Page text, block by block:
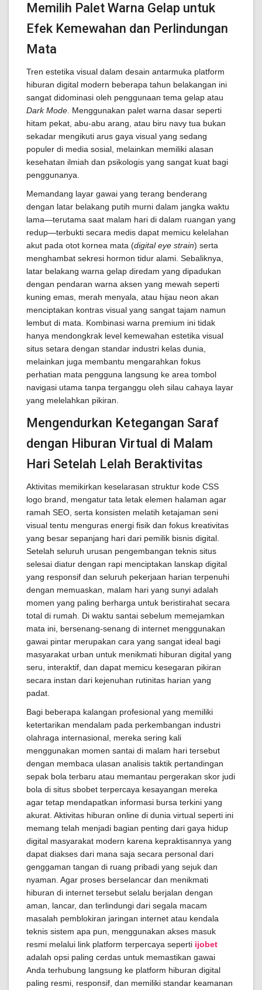
Memilih Palet Warna Gelap untuk
Efek Kemewahan dan Perlindungan
Mata
Tren estetika visual dalam desain antarmuka platform
hiburan digital modern beberapa tahun belakangan ini
sangat didominasi oleh penggunaan tema gelap atau
Dark Mode . Menggunakan palet warna dasar seperti
hitam pekat, abu-abu arang, atau biru navy tua bukan
sekadar mengikuti arus gaya visual yang sedang
populer di media sosial, melainkan memiliki alasan
kesehatan ilmiah dan psikologis yang sangat kuat bagi
penggunanya.
Memandang layar gawai yang terang benderang
dengan latar belakang putih murni dalam jangka waktu
lama—terutama saat malam hari di dalam ruangan yang
redup—terbukti secara medis dapat memicu kelelahan
akut pada otot kornea mata (digital eye strain) serta
menghambat sekresi hormon tidur alami. Sebaliknya,
latar belakang warna gelap diredam yang dipadukan
dengan pendaran warna aksen yang mewah seperti
kuning emas, merah menyala, atau hijau neon akan
menciptakan kontras visual yang sangat tajam namun
lembut di mata. Kombinasi warna premium ini tidak
hanya mendongkrak level kemewahan estetika visual
situs setara dengan standar industri kelas dunia,
melainkan juga membantu mengarahkan fokus
perhatian mata pengguna langsung ke area tombol
navigasi utama tanpa terganggu oleh silau cahaya layar
yang melelahkan pikiran.
Mengendurkan Ketegangan Saraf
dengan Hiburan Virtual di Malam
Hari Setelah Lelah Beraktivitas
Aktivitas memikirkan keselarasan struktur kode CSS
logo brand, mengatur tata letak elemen halaman agar
ramah SEO, serta konsisten melatih ketajaman seni
visual tentu menguras energi fisik dan fokus kreativitas
yang besar sepanjang hari dari pemilik bisnis digital.
Setelah seluruh urusan pengembangan teknis situs
selesai diatur dengan rapi menciptakan lanskap digital
yang responsif dan seluruh pekerjaan harian terpenuhi
dengan memuaskan, malam hari yang sunyi adalah
momen yang paling berharga untuk beristirahat secara
total di rumah. Di waktu santai sebelum memejamkan
mata ini, bersenang-senang di internet menggunakan
gawai pintar merupakan cara yang sangat ideal bagi
masyarakat urban untuk menikmati hiburan digital yang
seru, interaktif, dan dapat memicu kesegaran pikiran
secara instan dari kejenuhan rutinitas harian yang
padat.
Bagi beberapa kalangan profesional yang memiliki
ketertarikan mendalam pada perkembangan industri
olahraga internasional, mereka sering kali
menggunakan momen santai di malam hari tersebut
dengan membaca ulasan analisis taktik pertandingan
sepak bola terbaru atau memantau pergerakan skor judi
bola di situs sbobet terpercaya kesayangan mereka
agar tetap mendapatkan informasi bursa terkini yang
akurat. Aktivitas hiburan online di dunia virtual seperti ini
memang telah menjadi bagian penting dari gaya hidup
digital masyarakat modern karena kepraktisannya yang
dapat diakses dari mana saja secara personal dari
genggaman tangan di ruang pribadi yang sejuk dan
nyaman. Agar proses berselancar dan menikmati
hiburan di internet tersebut selalu berjalan dengan
aman, lancar, dan terlindungi dari segala macam
masalah pemblokiran jaringan internet atau kendala
teknis sistem apa pun, menggunakan akses masuk
resmi melalui link platform terpercaya seperti ijobet
adalah opsi paling cerdas untuk memastikan gawai
Anda terhubung langsung ke platform hiburan digital
paling resmi, responsif, dan memiliki standar keamanan